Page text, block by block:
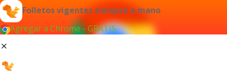
Folletos vigentes siempre a mano
Agregar a Chrome - GRATIS